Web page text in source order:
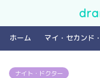
ホーム マイ・セカンド
ナイト・ドクター